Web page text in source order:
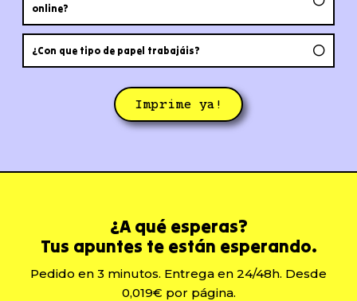
online?
¿Con que tipo de papel trabajáis?
Imprime ya!
¿A qué esperas?
Tus apuntes te están esperando.
Pedido en 3 minutos. Entrega en 24/48h. Desde
0,019€ por página.